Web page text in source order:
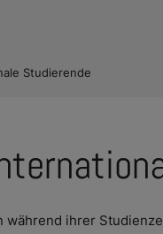
Studierende
während ihrer